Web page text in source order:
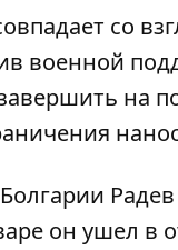
со
военной
на
он ушел в